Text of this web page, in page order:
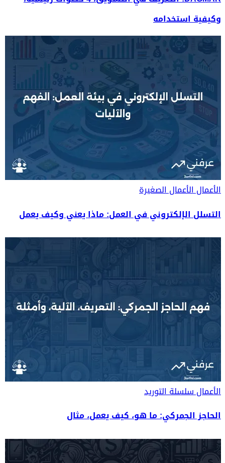
وكيفية استخدامه
الأعمالالأعمال الصغيرة
التسلل الإلكتروني في العمل: ماذا يعني وكيف يعمل
الأعمالسلسلة التوريد
الحاجز الجمركي: ما هو، كيف يعمل، مثال